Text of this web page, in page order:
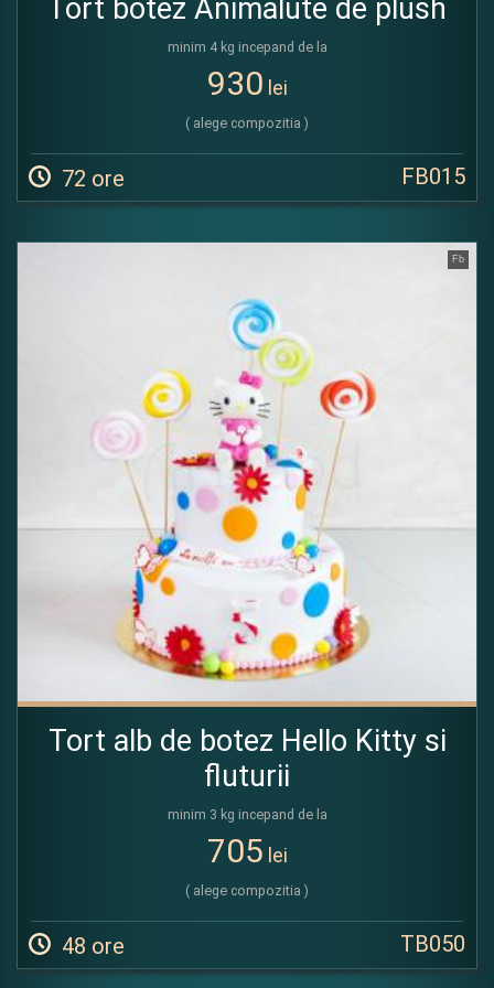
Tort botez Animalute de plush
minim 4 kg incepand de la
930 lei
( alege compozitia )
72 ore FB015
Fb
Tort alb de botez Hello Kitty si
fluturii
minim 3 kg incepand de la
705 lei
( alege compozitia )
48 ore TB050